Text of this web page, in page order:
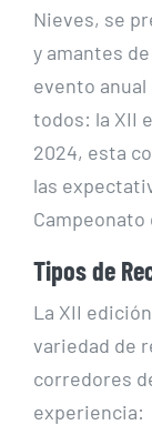
Nieves, se
y amantes
evento
todos: la XII
2024, esta
las
Campeonato
Tipos de
La XII
variedad de
corredores
experiencia: